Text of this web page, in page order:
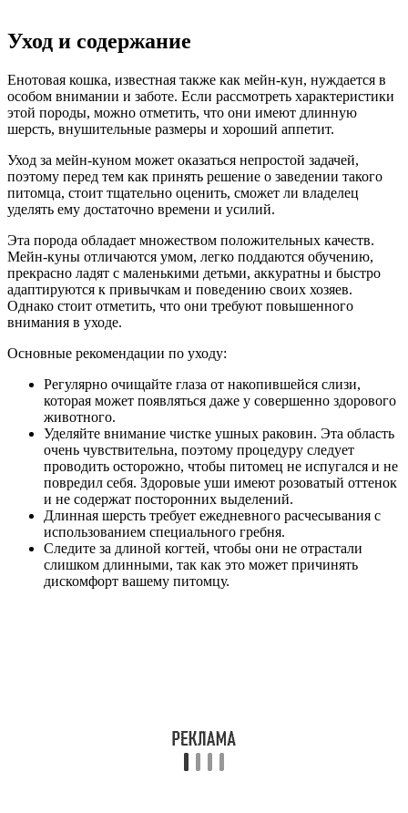
Уход и содержание
Енотовая кошка, известная также как мейн-кун, нуждается в
особом внимании и заботе. Если рассмотреть характеристики
этой породы, можно отметить, что они имеют длинную
шерсть, внушительные размеры и хороший аппетит.
Уход за мейн-куном может оказаться непростой задачей,
поэтому перед тем как принять решение о заведении такого
питомца, стоит тщательно оценить, сможет ли владелец
уделять ему достаточно времени и усилий.
Эта порода обладает множеством положительных качеств.
Мейн-куны отличаются умом, легко поддаются обучению,
прекрасно ладят с маленькими детьми, аккуратны и быстро
адаптируются к привычкам и поведению своих хозяев.
Однако стоит отметить, что они требуют повышенного
внимания в уходе.
Основные рекомендации по уходу:
Регулярно очищайте глаза от накопившейся слизи,
которая может появляться даже у совершенно здорового
животного.
Уделяйте внимание чистке ушных раковин. Эта область
очень чувствительна, поэтому процедуру следует
проводить осторожно, чтобы питомец не испугался и не
повредил себя. Здоровые уши имеют розоватый оттенок
и не содержат посторонних выделений.
Длинная шерсть требует ежедневного расчесывания с
использованием специального гребня.
Следите за длиной когтей, чтобы они не отрастали
слишком длинными, так как это может причинять
дискомфорт вашему питомцу.